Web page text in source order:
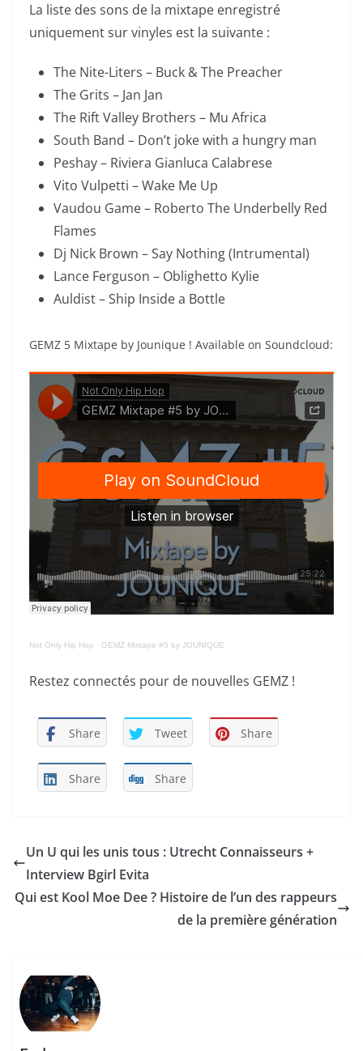
La liste des sons de la mixtape enregistré
uniquement sur vinyles est la suivante :
The Nite-Liters – Buck & The Preacher
The Grits – Jan Jan
The Rift Valley Brothers – Mu Africa
South Band – Don’t joke with a hungry man
Peshay – Riviera Gianluca Calabrese
Vito Vulpetti – Wake Me Up
Vaudou Game – Roberto The Underbelly Red
Flames
Dj Nick Brown – Say Nothing (Intrumental)
Lance Ferguson – Oblighetto Kylie
Auldist – Ship Inside a Bottle
GEMZ 5 Mixtape by Jounique ! Available on Soundcloud:
Not Only Hip Hop · GEMZ Mixtape #5 by JOUNIQUE
Restez connectés pour de nouvelles GEMZ !
Share Tweet Share
Share Share
Un U qui les unis tous : Utrecht Connaisseurs +
Interview Bgirl Evita
Qui est Kool Moe Dee ? Histoire de l’un des rappeurs
de la première génération